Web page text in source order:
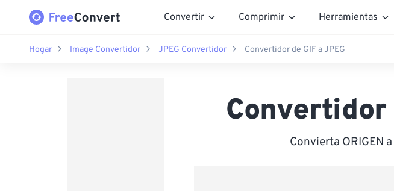
Convertir Comprimir Herramientas
Hogar Image Convertidor JPEG Convertidor Convertidor de GIF a JPEG
Convertidor
Convierta ORIGEN